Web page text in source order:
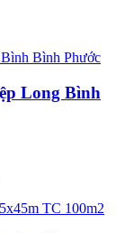
Long Bình